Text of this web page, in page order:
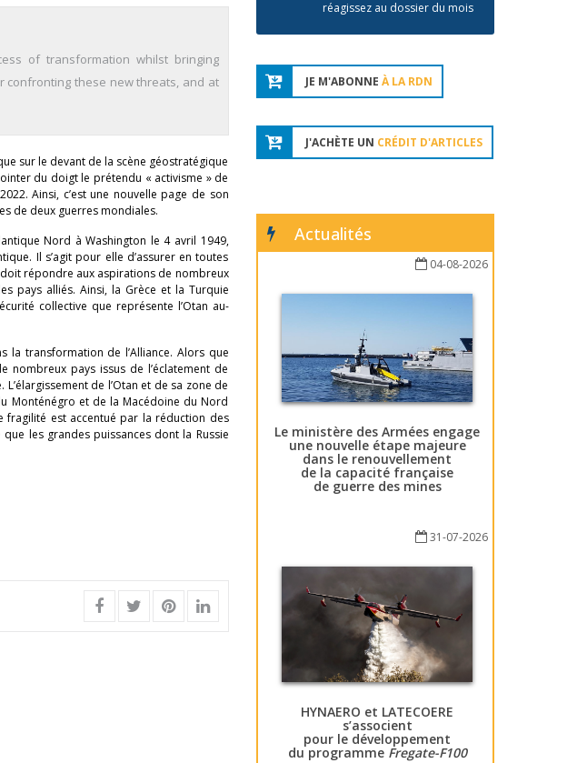
of transformation whilst bringing
confronting these new threats, and at
sur le devant de la scène géostratégique
du doigt le prétendu « activisme » de
Ainsi, c’est une nouvelle page de son
de deux guerres mondiales.
Nord à Washington le 4 avril 1949,
Il s’agit pour elle d’assurer en toutes
doit répondre aux aspirations de nombreux
pays alliés. Ainsi, la Grèce et la Turquie
collective que représente l’Otan au-
transformation de l’Alliance. Alors que
nombreux pays issus de l’éclatement de
de l’Otan et de sa zone de
Monténégro et de la Macédoine du Nord
fragilité est accentué par la réduction des
les grandes puissances dont la Russie
réagissez au dossier du mois
JE M'ABONNE À LA RDN
J'ACHÈTE UN CRÉDIT D'ARTICLES
Actualités
04-08-2026
Le ministère des Armées engage
une nouvelle étape majeure
dans le renouvellement
de la capacité française
de guerre des mines
31-07-2026
HYNAERO et LATECOERE
s’associent
pour le développement
du programme Fregate-F100